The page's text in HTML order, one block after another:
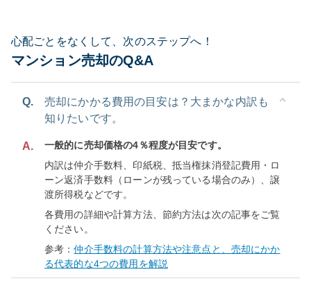
心配ごとをなくして、次のステップへ！
マンション売却のQ&A
Q.
売却にかかる費用の目安は？大まかな内訳も
知りたいです。
A.
一般的に売却価格の4％程度が目安です。
内訳は仲介手数料、印紙税、抵当権抹消登記費用・ロ
ーン返済手数料（ローンが残っている場合のみ）、譲
渡所得税などです。
各費用の詳細や計算方法、節約方法は次の記事をご覧
ください。
参考：仲介手数料の計算方法や注意点と、売却にかか
る代表的な4つの費用を解説